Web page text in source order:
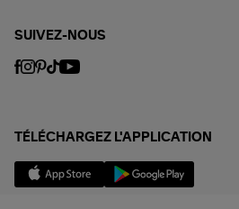
SUIVEZ-NOUS
TÉLÉCHARGEZ L'APPLICATION